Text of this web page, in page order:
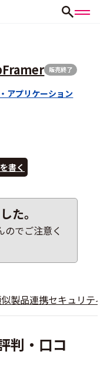
販売終了
アプリケーション
書く
た。
でご注意く
製品連携セキュリテ
判・口コ